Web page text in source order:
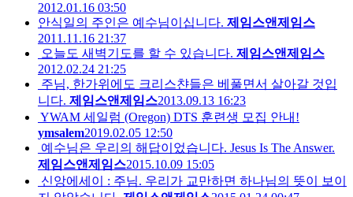
2012.01.16 03:50
안식일의 주인은 예수님이십니다. 제임스앤제임스
2011.11.16 21:37
오늘도 새벽기도를 할 수 있습니다. 제임스앤제임스
2012.02.24 21:25
주님, 한가위에도 크리스챤들은 베풀면서 살아갈 것입
니다. 제임스앤제임스2013.09.13 16:23
YWAM 세일럼 (Oregon) DTS 훈련생 모집 안내!
ymsalem2019.02.05 12:50
예수님은 우리의 해답이었습니다. Jesus Is The Answer.
제임스앤제임스2015.10.09 15:05
신앙에세이 : 주님. 우리가 교만하면 하나님의 뜻이 보이